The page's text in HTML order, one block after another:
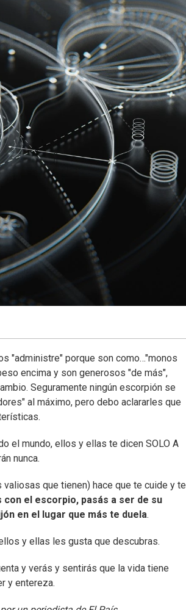
"administre" porque son como…"monos
encima y son generosos "de más",
Seguramente ningún escorpión se
al máximo, pero debo aclararles que
el mundo, ellos y ellas te dicen SOLO A
nunca.
que tienen) hace que te cuide y te
con el escorpio, pasás a ser de su
en el lugar que más te duela.
y ellas les gusta que descubras.
y verás y sentirás que la vida tiene
y entereza.